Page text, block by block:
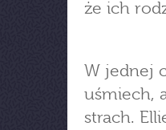
że ich
W jednej
uśmiech,
strach.